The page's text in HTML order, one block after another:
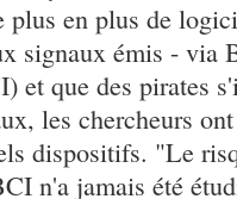
plus en plus de
signaux émis - via
et que des pirates
les chercheurs
dispositifs. "Le
n'a jamais été